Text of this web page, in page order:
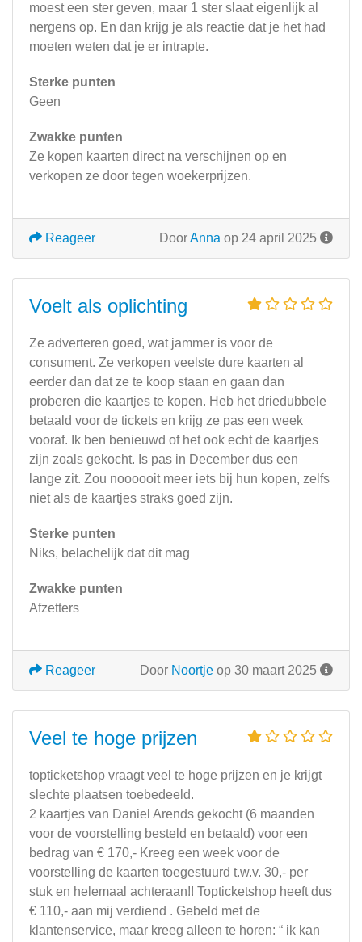
moest een ster geven, maar 1 ster slaat eigenlijk al
nergens op. En dan krijg je als reactie dat je het had
moeten weten dat je er intrapte.
Sterke punten
Geen
Zwakke punten
Ze kopen kaarten direct na verschijnen op en
verkopen ze door tegen woekerprijzen.
DoorAnna op 24 april 2025
Reageer
Voelt als oplichting
Ze adverteren goed, wat jammer is voor de
consument. Ze verkopen veelste dure kaarten al
eerder dan dat ze te koop staan en gaan dan
proberen die kaartjes te kopen. Heb het driedubbele
betaald voor de tickets en krijg ze pas een week
vooraf. Ik ben benieuwd of het ook echt de kaartjes
zijn zoals gekocht. Is pas in December dus een
lange zit. Zou noooooit meer iets bij hun kopen, zelfs
niet als de kaartjes straks goed zijn.
Sterke punten
Niks, belachelijk dat dit mag
Zwakke punten
Afzetters
Door Noortje op 30 maart 2025
Reageer
Veel te hoge prijzen
topticketshop vraagt veel te hoge prijzen en je krijgt
slechte plaatsen toebedeeld.
2 kaartjes van Daniel Arends gekocht (6 maanden
voor de voorstelling besteld en betaald) voor een
bedrag van € 170,- Kreeg een week voor de
voorstelling de kaarten toegestuurd t.w.v. 30,- per
stuk en helemaal achteraan!! Topticketshop heeft dus
€ 110,- aan mij verdiend . Gebeld met de
klantenservice, maar kreeg alleen te horen: “ ik kan